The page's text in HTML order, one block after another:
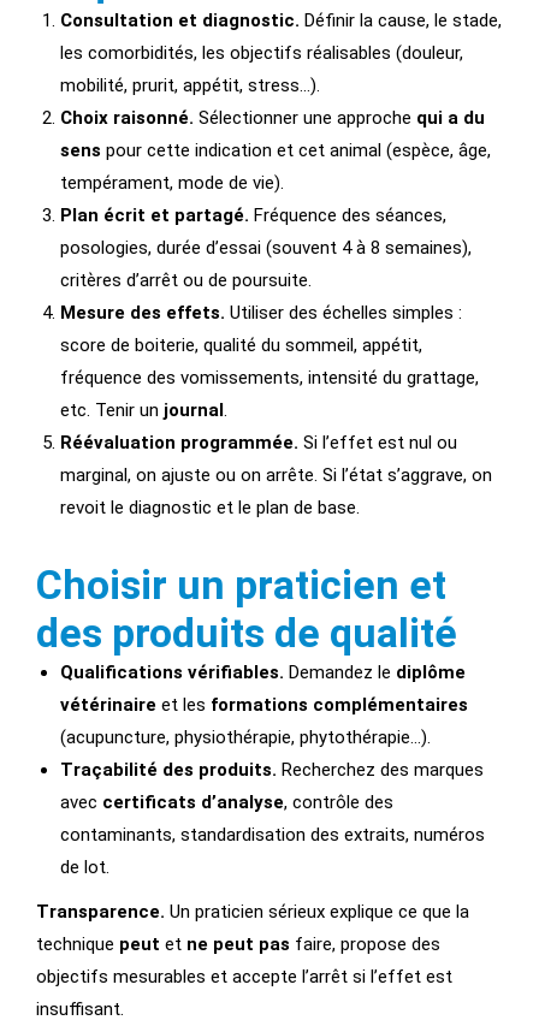
Consultation et diagnostic. Définir la cause, le stade,
les comorbidités, les objectifs réalisables (douleur,
mobilité, prurit, appétit, stress…).
Choix raisonné. Sélectionner une approche qui a du
sens pour cette indication et cet animal (espèce, âge,
tempérament, mode de vie).
Plan écrit et partagé. Fréquence des séances,
posologies, durée d’essai (souvent 4 à 8 semaines),
critères d’arrêt ou de poursuite.
Mesure des effets. Utiliser des échelles simples :
score de boiterie, qualité du sommeil, appétit,
fréquence des vomissements, intensité du grattage,
etc. Tenir un journal.
Réévaluation programmée. Si l’effet est nul ou
marginal, on ajuste ou on arrête. Si l’état s’aggrave, on
revoit le diagnostic et le plan de base.
Choisir un praticien et
des produits de qualité
Qualifications vérifiables. Demandez le diplôme
vétérinaire et les formations complémentaires
(acupuncture, physiothérapie, phytothérapie…).
Traçabilité des produits. Recherchez des marques
avec certificats d’analyse, contrôle des
contaminants, standardisation des extraits, numéros
de lot.
Transparence. Un praticien sérieux explique ce que la
technique peut et ne peut pas faire, propose des
objectifs mesurables et accepte l’arrêt si l’effet est
insuffisant.